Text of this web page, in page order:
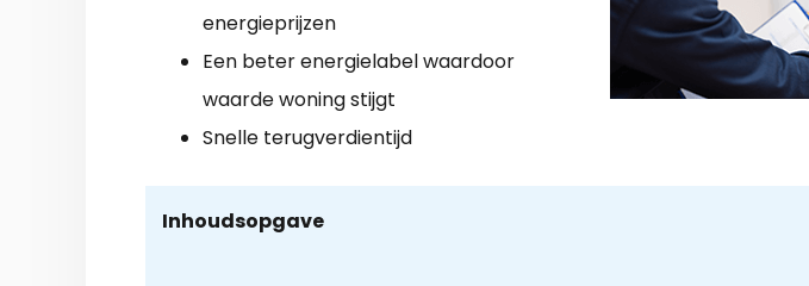
energieprijzen
Een beter energielabel waardoor
waarde woning stijgt
Snelle terugverdientijd
Inhoudsopgave